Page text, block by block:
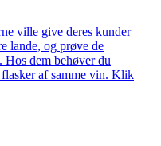
ville give deres kunder
lande, og prøve de
dem behøver du
af samme vin. Klik